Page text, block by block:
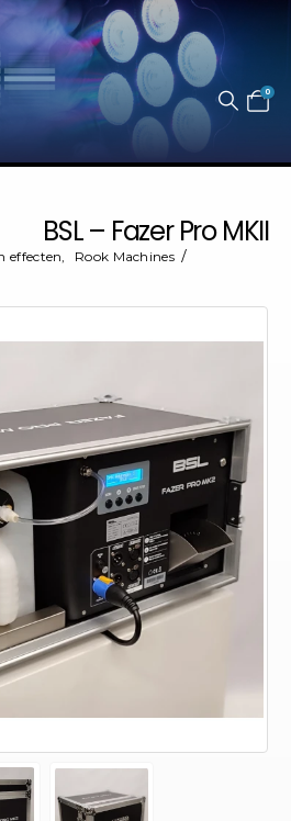
0
BSL – Fazer Pro MKII
effecten,
Rook Machines